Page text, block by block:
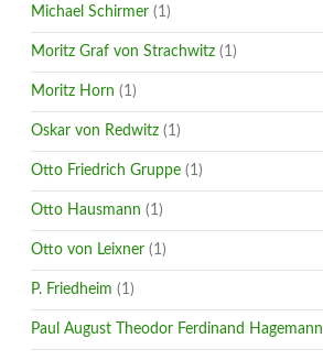
Michael Schirmer (1)
Moritz Graf von Strachwitz (1)
Moritz Horn (1)
Oskar von Redwitz (1)
Otto Friedrich Gruppe (1)
Otto Hausmann (1)
Otto von Leixner (1)
P. Friedheim (1)
Paul August Theodor Ferdinand Hagemann